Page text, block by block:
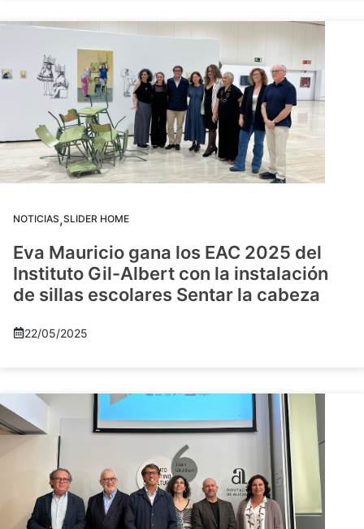
NOTICIAS,SLIDER HOME
Eva Mauricio gana los EAC 2025 del
Instituto Gil-Albert con la instalación
de sillas escolares Sentar la cabeza
22/05/2025